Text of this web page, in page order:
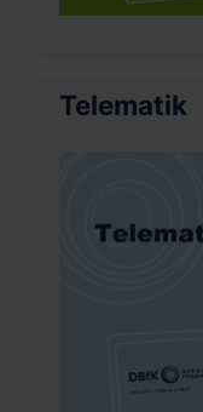
Telematik